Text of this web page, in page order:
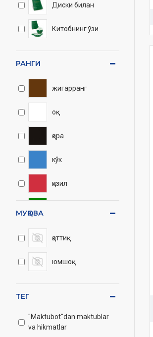
Диски билан
Китобнинг ўзи
РАНГИ
жигарранг
оқ
қора
кўк
қизил
МУҚОВА
қаттиқ
юмшоқ
ТЕГ
"Maktubot"dan maktublar
va hikmatlar